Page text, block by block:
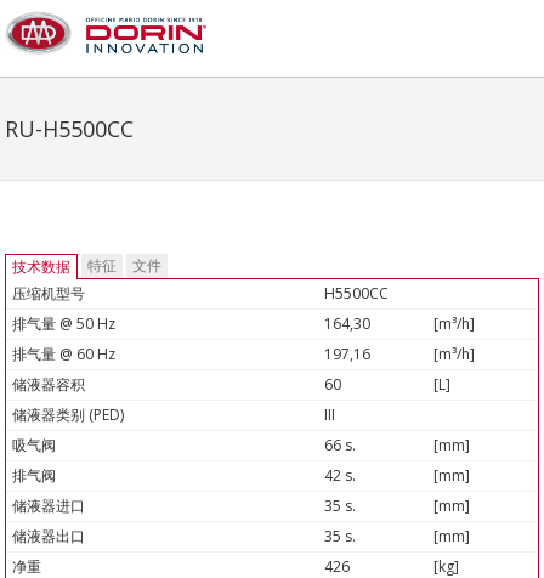
RU-H5500CC
技术数据 特征
文件
压缩机型号
H5500CC
排气量 @ 50 Hz
164,30
[m³/h]
排气量 @ 60 Hz
197,16
[m³/h]
储液器容积
60
[L]
储液器类别 (PED)
III
吸气阀
66 s.
[mm]
排气阀
42 s.
[mm]
储液器进口
35 s.
[mm]
储液器出口
35 s.
[mm]
净重
426 [kg]